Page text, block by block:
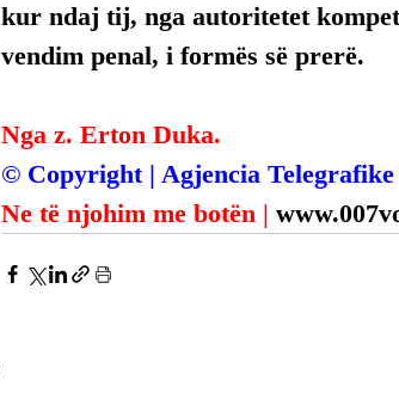
kur ndaj tij, nga autoritetet
vendim penal, i formës së prerë.
Nga z. Erton Duka.
© Copyright | Agjencia Telegrafike
Ne të njohim me botën |